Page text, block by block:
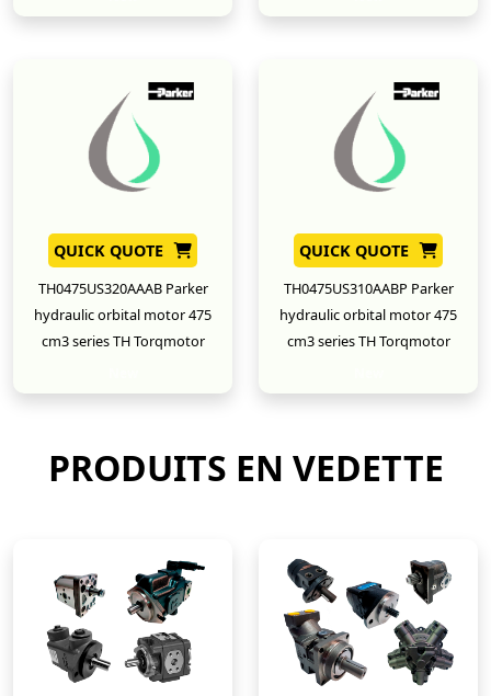
QUICK QUOTE
TH0475US320AAAB Parker
hydraulic orbital motor 475
cm3 series TH Torqmotor
QUICK QUOTE
TH0475US310AABP Parker
hydraulic orbital motor 475
cm3 series TH Torqmotor
PRODUITS EN VEDETTE